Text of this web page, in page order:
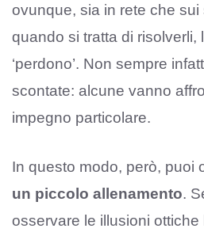
ovunque, sia in rete che sui
quando si tratta di risolverli,
‘perdono’. Non sempre
scontate: alcune vanno
impegno particolare.
In questo modo, però, puoi
un piccolo allenamento.
osservare le illusioni